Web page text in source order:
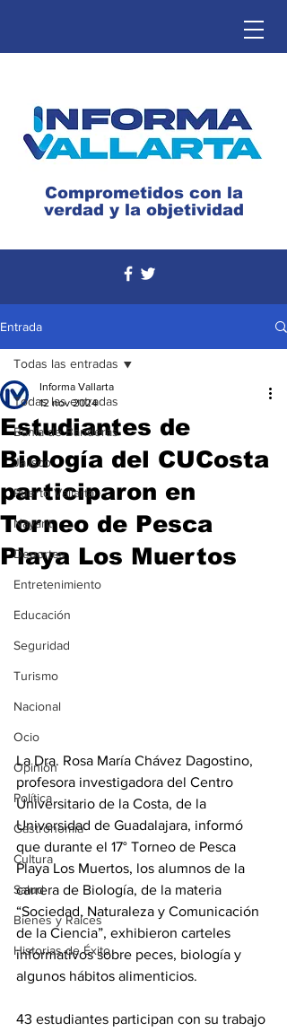
Comprometidos con la
verdad y la objetividad
Entrada
Todas las entradas
Bahía de Banderas
Jalisco
Puerto Vallarta
Nayarit
Deportes
Entretenimiento
Educación
Seguridad
Turismo
Nacional
Ocio
Opinión
Política
Gastronomía
Cultura
Salud
Bienes y Raíces
Historias de Éxito
Todas las entradas
Estudiantes de
Biología del CUCosta
participaron en
Torneo de Pesca
Playa Los Muertos
Informa Vallarta
12 nov 2024
La Dra. Rosa María Chávez Dagostino,
profesora investigadora del Centro
Universitario de la Costa, de la
Universidad de Guadalajara, informó
que durante el 17° Torneo de Pesca
Playa Los Muertos, los alumnos de la
carrera de Biología, de la materia
“Sociedad, Naturaleza y Comunicación
de la Ciencia”, exhibieron carteles
informativos sobre peces, biología y
algunos hábitos alimenticios.
43 estudiantes participan con su trabajo